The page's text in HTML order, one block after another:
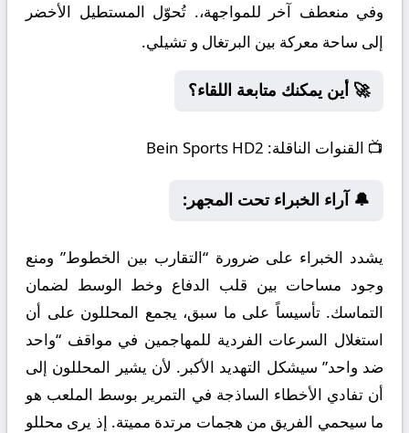
وفي منعطف آخر للمواجهة،. تُحوّل المستطيل الأخضر
إلى ساحة معركة بين البرتغال و تشيلي.
🚀 أين يمكنك متابعة اللقاء؟
📺 القنوات الناقلة:
🔔 آراء الخبراء تحت المجهر:
يشدد الخبراء على ضرورة “التقارب بين الخطوط” ومنع
وجود مساحات بين قلب الدفاع وخط الوسط لضمان
التماسك. تأسيساً على ما سبق، يجمع المحللون على أن
استغلال السرعات الفردية للمهاجمين في مواقف “واحد
ضد واحد” سيشكل التهديد الأكبر. لأن يشير المحللون إلى
أن تفادي الأخطاء الساذجة في التمرير بوسط الملعب هو
ما سيحمي الفريق من هجمات مرتدة مميتة. إذ يرى محللو